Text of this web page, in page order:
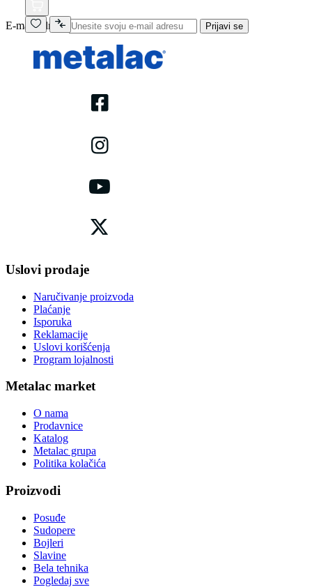
E-mail adresa Prijavi se
Uslovi prodaje
Naručivanje proizvoda
Plaćanje
Isporuka
Reklamacije
Uslovi korišćenja
Program lojalnosti
Metalac market
O nama
Prodavnice
Katalog
Metalac grupa
Politika kolačića
Proizvodi
Posuđe
Sudopere
Bojleri
Slavine
Bela tehnika
Pogledaj sve